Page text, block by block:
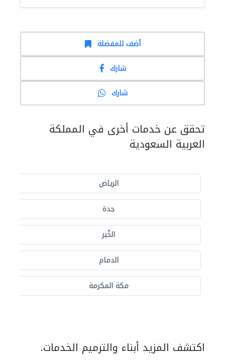
أضف للمفضلة
شارك
شارك
تحقق عن خدمات أخرى في المملكة
العربية السعودية
الرياض
جدة
الخُبر
الدمام
مكة المكرمة
اكتشف المزيد أبناء والترميم الخدمات.